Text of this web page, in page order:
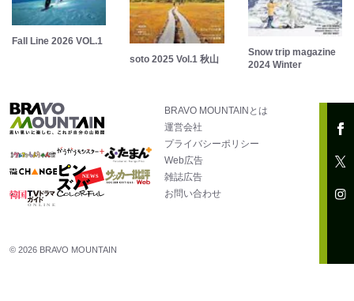
Fall Line 2026 VOL.1
soto 2025 Vol.1 秋山
Snow trip magazine
2024 Winter
BRAVO MOUNTAINとは
運営会社
プライバシーポリシー
Web広告
雑誌広告
お問い合わせ
© 2026 BRAVO MOUNTAIN